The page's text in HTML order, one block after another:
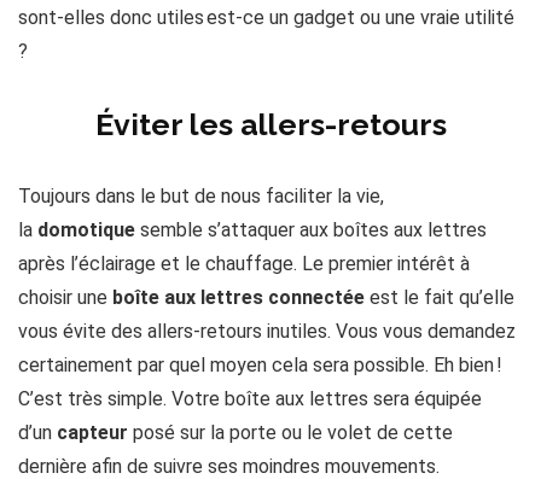
sont-elles donc utiles est-ce un gadget ou une vraie utilité
?
Éviter les allers-retours
Toujours dans le but de nous faciliter la vie,
la domotique semble s’attaquer aux boîtes aux lettres
après l’éclairage et le chauffage. Le premier intérêt à
choisir une boîte aux lettres connectée est le fait qu’elle
vous évite des allers-retours inutiles. Vous vous demandez
certainement par quel moyen cela sera possible. Eh bien !
C’est très simple. Votre boîte aux lettres sera équipée
d’un capteur posé sur la porte ou le volet de cette
dernière afin de suivre ses moindres mouvements.